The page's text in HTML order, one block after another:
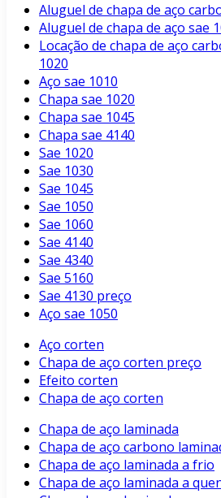
Aluguel de chapa de aço
Aluguel de chapa de aço sae
Locação de chapa de aço
1020
Aço sae 1010
Chapa sae 1020
Chapa sae 1045
Chapa sae 4140
Sae 1020
Sae 1030
Sae 1045
Sae 1050
Sae 1060
Sae 4140
Sae 4340
Sae 5160
Sae 4130 preço
Aço sae 1050
Aço corten
Chapa de aço corten preço
Efeito corten
Chapa de aço corten
Chapa de aço laminada
Chapa de aço carbono
Chapa de aço laminada a frio
Chapa de aço laminada a